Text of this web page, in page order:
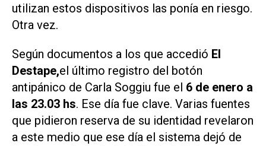
utilizan estos dispositivos las ponía en riesgo.
Otra vez.
Según documentos a los que accedió El
Destape,el último registro del botón
antipánico de Carla Soggiu fue el 6 de enero a
las 23.03 hs. Ese día fue clave. Varias fuentes
que pidieron reserva de su identidad revelaron
a este medio que ese día el sistema dejó de